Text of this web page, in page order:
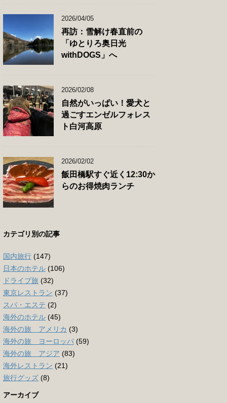
2026/04/05
再訪：雪解け春直前の
「ゆとりろ奥日光
withDOGS」へ
2026/02/08
自然がいっぱい！愛犬と
過ごすエンゼルフォレス
ト白河高原
2026/02/02
飯田橋駅すぐ近く12:30か
らのお得焼肉ランチ
カテゴリ別の記事
国内旅行 (147)
日本のホテル (106)
ドライブ旅 (32)
東京レストラン (37)
スパ・エステ (2)
海外のホテル (45)
海外の旅 アメリカ (3)
海外の旅 ヨーロッパ (59)
海外の旅 アジア (83)
海外レストラン (21)
旅行グッズ (8)
アーカイブ